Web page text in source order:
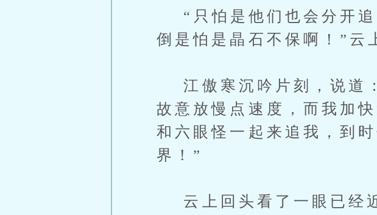
“只怕是他们也会分开追
倒是怕是晶石不保啊！”云
江傲寒沉吟片刻，说道
故意放慢点速度，而我加
和六眼怪一起来追我，到
界！”
云上回头看了一眼已经